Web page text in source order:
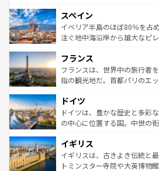
ろん、トスカーナの美しい田
景など、自然景観も見逃せな
ピザやパスタなど、絶品のイ
ませてくれるイタリアで、忘
なお、新着のイタリア情報は
しい。
スペイン
イベリア半島のほぼ80％を占
注ぐ地中海沿岸から雄大なピ
文化が根付くこの国では、情
れる闘牛、そして美味しいタ
る。首都マドリードの洗練さ
の城塞都市、穏やかなビーチ
せる。地方によって風土や気
性で
フランス
フランスは、世界中の旅行者
指の観光地だ。首都パリのエ
で、幅広い魅力が詰まってい
聖堂、美しいビーチ、そして
から魅了する。また、フラン
いる。シャンパンの発祥地で
香り高いラベンダー畑など、
らに、パリ以外の地域にも魅
ドイツ
ドイツは、豊かな歴史と多彩
の中心に位置する国。中世の
顔を持つこの国は、どこを歩
ルリンの文化的活気、バイエ
してライン川沿いのワイン畑
イギリス
イギリスは、古きよき伝統と
トミンスター寺院や大英博物